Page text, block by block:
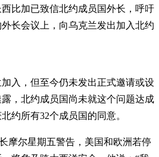
比加已致信北约成员国外长，呼吁
长会议上，向乌克兰发出加入北约
入，但至今仍未发出正式邀请或设
，北约成员国尚未就这个问题达成
约所有32个成员国的同意。
摩尔星期五警告，美国和欧洲若停